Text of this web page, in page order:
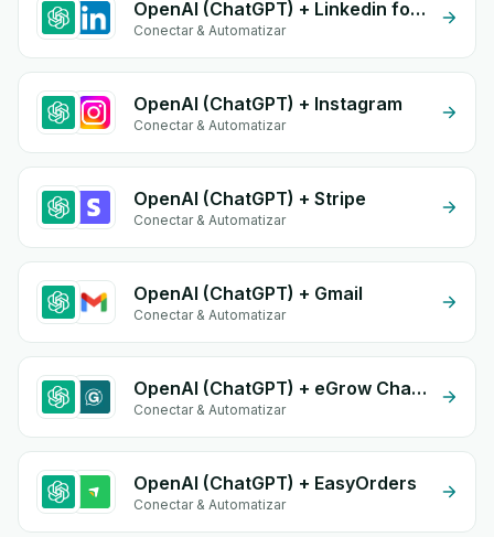
OpenAI (ChatGPT) + Linkedin form
Conectar & Automatizar
OpenAI (ChatGPT) + Instagram
Conectar & Automatizar
OpenAI (ChatGPT) + Stripe
Conectar & Automatizar
OpenAI (ChatGPT) + Gmail
Conectar & Automatizar
OpenAI (ChatGPT) + eGrow Chat Widget
Conectar & Automatizar
OpenAI (ChatGPT) + EasyOrders
Conectar & Automatizar